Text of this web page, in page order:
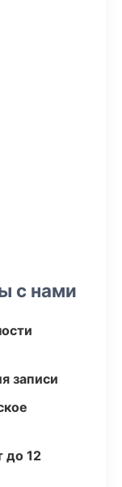
с нами
записи
до 12